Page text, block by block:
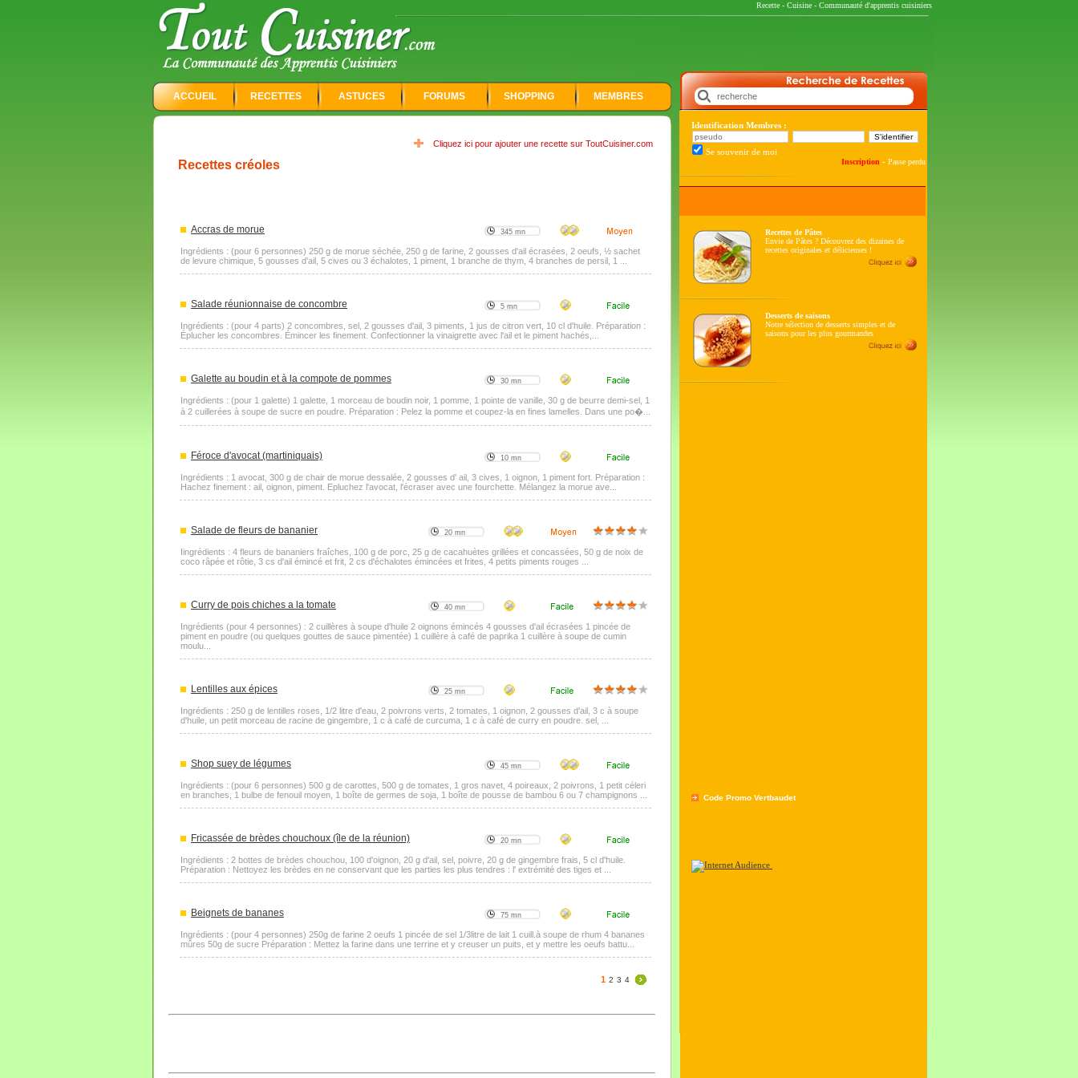
Recette - Cuisine - Communauté d'apprentis cuisiniers
ACCUEIL RECETTES ASTUCES FORUMS SHOPPING MEMBRES
Identification Membres :
Se souvenir de moi
Inscription - Passe perdu
Recettes de Pâtes
Envie de Pâtes ? Découvrez des dizaines de
recettes originales et délicieuses !
Desserts de saisons
Notre sélection de desserts simples et de
saisons pour les plus gourmandes
Cliquez ici pour ajouter une recette sur ToutCuisiner.com
Recettes créoles
Accras de morue 345 mn
Ingrédients : (pour 6 personnes) 250 g de morue séchée, 250 g de farine, 2 gousses d'ail écrasées, 2 oeufs, ½ sachet
de levure chimique, 5 gousses d'ail, 5 cives ou 3 échalotes, 1 piment, 1 branche de thym, 4 branches de persil, 1 ...
Salade réunionnaise de concombre 5 mn
Ingrédients : (pour 4 parts) 2 concombres, sel, 2 gousses d'ail, 3 piments, 1 jus de citron vert, 10 cl d'huile. Préparation :
Éplucher les concombres. Émincer les finement. Confectionner la vinaigrette avec l'ail et le piment hachés,...
Galette au boudin et à la compote de pommes 30 mn
Ingrédients : (pour 1 galette) 1 galette, 1 morceau de boudin noir, 1 pomme, 1 pointe de vanille, 30 g de beurre demi-sel, 1
à 2 cuillerées à soupe de sucre en poudre. Préparation : Pelez la pomme et coupez-la en fines lamelles. Dans une po�...
Féroce d'avocat (martiniquais) 10 mn
Ingrédients : 1 avocat, 300 g de chair de morue dessalée, 2 gousses d' ail, 3 cives, 1 oignon, 1 piment fort. Préparation :
Hachez finement : ail, oignon, piment. Epluchez l'avocat, l'écraser avec une fourchette. Mélangez la morue ave...
Salade de fleurs de bananier 20 mn
Iingrédients : 4 fleurs de bananiers fraîches, 100 g de porc, 25 g de cacahuètes grillées et concassées, 50 g de noix de
coco râpée et rôtie, 3 cs d'ail émincé et frit, 2 cs d'échalotes émincées et frites, 4 petits piments rouges ...
Curry de pois chiches a la tomate 40 mn
Ingrédients (pour 4 personnes) : 2 cuillères à soupe d'huile 2 oignons émincés 4 gousses d'ail écrasées 1 pincée de
piment en poudre (ou quelques gouttes de sauce pimentée) 1 cuillère à café de paprika 1 cuillère à soupe de cumin
moulu...
Lentilles aux épices 25 mn
Ingrédients : 250 g de lentilles roses, 1/2 litre d'eau, 2 poivrons verts, 2 tomates, 1 oignon, 2 gousses d'ail, 3 c à soupe
d'huile, un petit morceau de racine de gingembre, 1 c à café de curcuma, 1 c à café de curry en poudre. sel, ...
Shop suey de légumes 45 mn
Ingrédients : (pour 6 personnes) 500 g de carottes, 500 g de tomates, 1 gros navet, 4 poireaux, 2 poivrons, 1 petit céleri
en branches, 1 bulbe de fenouil moyen, 1 boîte de germes de soja, 1 boîte de pousse de bambou 6 ou 7 champignons ...
Fricassée de brèdes chouchoux (île de la réunion) 20 mn
Ingrédients : 2 bottes de brèdes chouchou, 100 d'oignon, 20 g d'ail, sel, poivre, 20 g de gingembre frais, 5 cl d'huile.
Préparation : Nettoyez les brèdes en ne conservant que les parties les plus tendres : l' extrémité des tiges et ...
Beignets de bananes 75 mn
Ingrédients : (pour 4 personnes) 250g de farine 2 oeufs 1 pincée de sel 1/3litre de lait 1 cuill.à soupe de rhum 4 bananes
mûres 50g de sucre Préparation : Mettez la farine dans une terrine et y creuser un puits, et y mettre les oeufs battu...
1 2 3 4
Code Promo Vertbaudet